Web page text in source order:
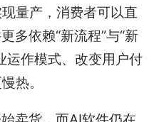
量产，消费者可以直
多依赖“新流程”与“新
运作模式、改变用户付
热。